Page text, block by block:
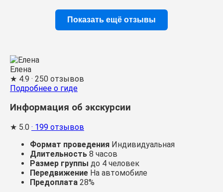
Показать ещё отзывы
Елена
★ 4.9 · 250 отзывов
Подробнее о гиде
Информация об экскурсии
★ 5.0 · 199 отзывов
Формат проведения Индивидуальная
Длительность 8 часов
Размер группы до 4 человек
Передвижение На автомобиле
Предоплата 28%